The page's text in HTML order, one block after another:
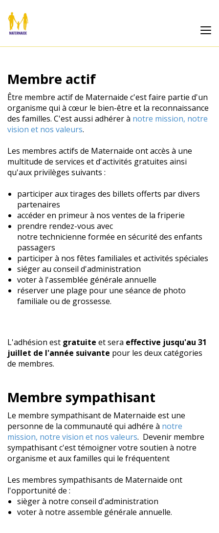
Membre actif
Être membre actif de Maternaide c'est faire partie d'un
organisme qui à cœur le bien-être et la reconnaissance
des familles. C'est aussi adhérer à notre mission, notre
vision et nos valeurs.
Les membres actifs de Maternaide ont accès à une
multitude de services et d'activités gratuites ainsi
qu'aux privilèges suivants :
participer aux tirages des billets offerts par divers
partenaires
accéder en primeur à nos ventes de la friperie
prendre rendez-vous avec
notre technicienne formée en sécurité des enfants
passagers
participer à nos fêtes familiales et activités spéciales
siéger au conseil d'administration
voter à l'assemblée générale annuelle
réserver une plage pour une séance de photo
familiale ou de grossesse.
L'adhésion est gratuite et sera effective jusqu'au 31
juillet de l'année suivante pour les deux catégories
de membres.
Membre sympathisant
Le membre sympathisant de Maternaide est une
personne de la communauté qui adhére à notre
mission, notre vision et nos valeurs. Devenir membre
sympathisant c'est témoigner votre soutien à notre
organisme et aux familles qui le fréquentent
Les membres sympathisants de Maternaide ont
l'opportunité de :
sièger à notre conseil d'administration
voter à notre assemble générale annuelle.